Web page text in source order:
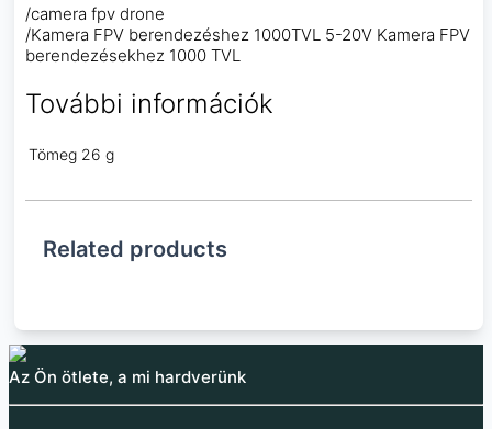
/camera fpv drone
/Kamera FPV berendezéshez 1000TVL 5-20V Kamera FPV
berendezésekhez 1000 TVL
További információk
Tömeg 26 g
Related products
Az Ön ötlete, a mi hardverünk